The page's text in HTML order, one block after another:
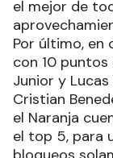
el mejor de
Por último, en
con 10
Junior y
Cristian
el Naranja
el top 5, para